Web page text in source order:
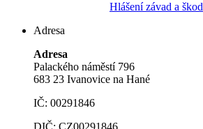
Hlášení závad a škod
Adresa
Adresa
Palackého náměstí 796
683 23 Ivanovice na Hané
IČ: 00291846
DIČ: CZ00291846